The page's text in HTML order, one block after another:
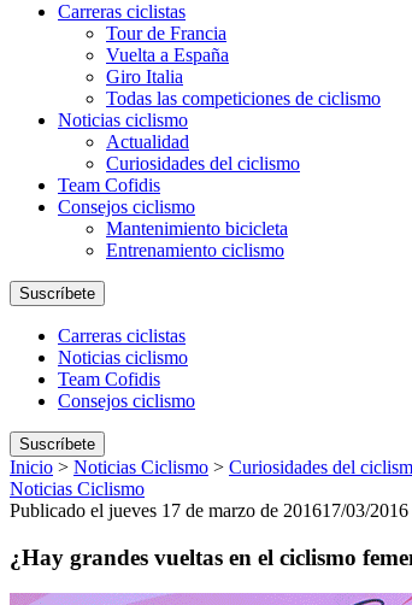
Carreras ciclistas
Tour de Francia
Vuelta a España
Giro Italia
Todas las competiciones de ciclismo
Noticias ciclismo
Actualidad
Curiosidades del ciclismo
Team Cofidis
Consejos ciclismo
Mantenimiento bicicleta
Entrenamiento ciclismo
Suscríbete
Carreras ciclistas
Noticias ciclismo
Team Cofidis
Consejos ciclismo
Suscríbete
Inicio > Noticias Ciclismo > Curiosidades del
Noticias Ciclismo
Publicado el jueves 17 de marzo de 201617/03/2016
¿Hay grandes vueltas en el ciclismo